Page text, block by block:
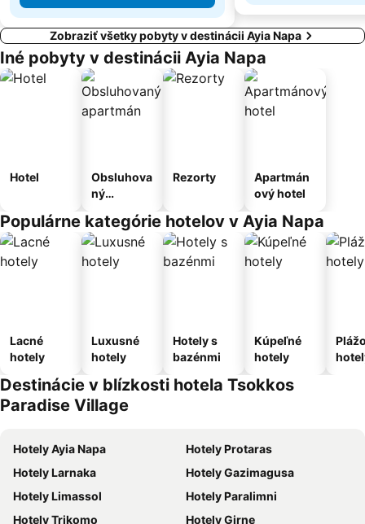
Zobraziť všetky pobyty v destinácii Ayia Napa
Iné pobyty v destinácii Ayia Napa
Hotel
Obsluhova
ný
Rezorty
Apartmán
ový hotel
Populárne kategórie hotelov v Ayia Napa
Lacné
hotely
Luxusné
hotely
Hotely s
bazénmi
Kúpeľné
hotely
Destinácie v blízkosti hotela Tsokkos
Paradise Village
Hotely Ayia Napa
Hotely Protaras
Hotely Larnaka
Hotely Gazimagusa
Hotely Limassol
Hotely Paralimni
Hotely Trikomo
Hotely Girne